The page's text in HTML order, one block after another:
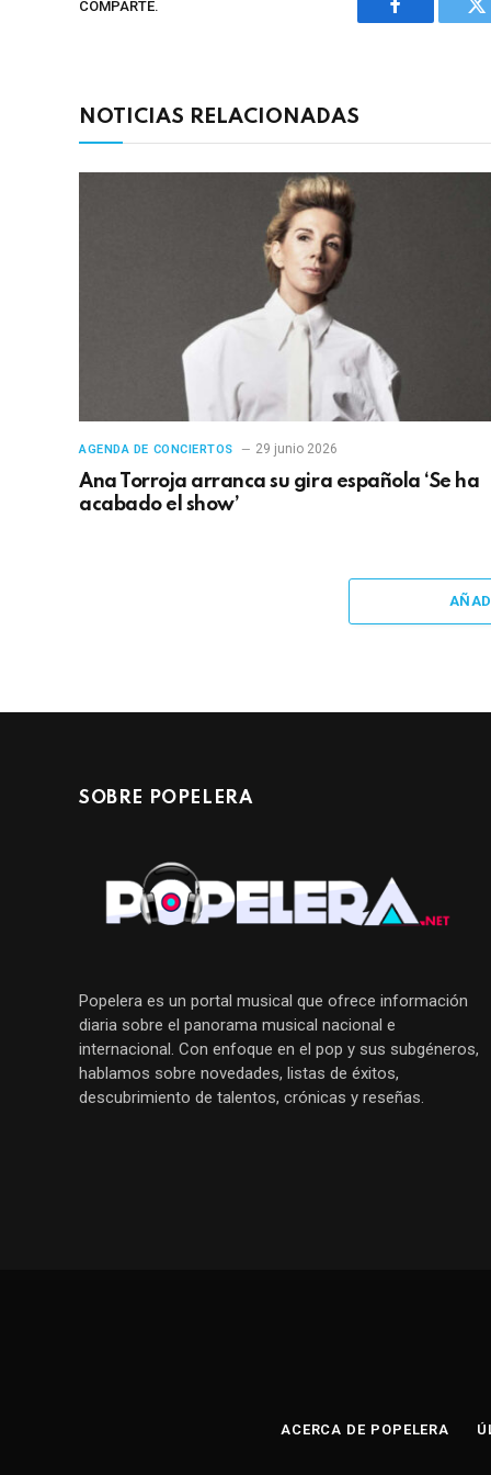
COMPARTE.
Facebook
NOTICIAS RELACIONADAS
AGENDA DE CONCIERTOS 29 junio 2026
Ana Torroja arranca su gira española ‘Se ha
acabado el show’
SOBRE POPELERA
Popelera es un portal musical que ofrece información
diaria sobre el panorama musical nacional e
internacional. Con enfoque en el pop y sus subgéneros,
hablamos sobre novedades, listas de éxitos,
descubrimiento de talentos, crónicas y reseñas.
ACERCA DE POPELERA